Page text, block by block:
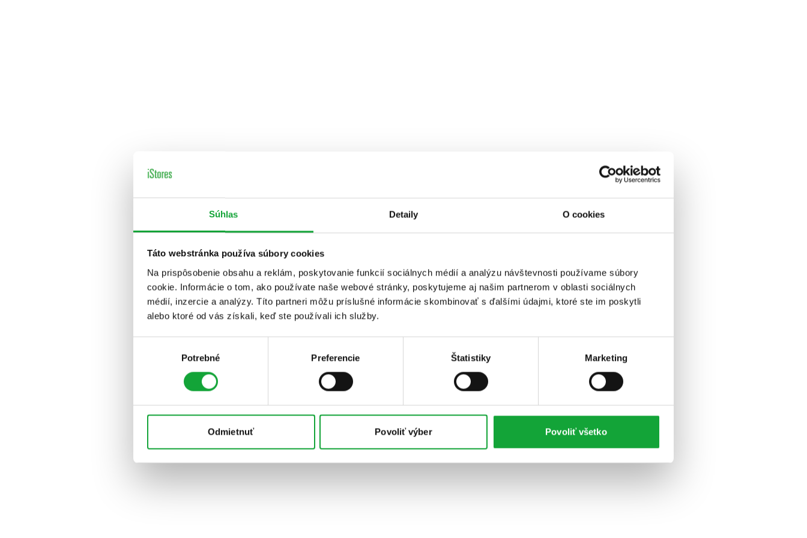
Súhlas Detaily O cookies
Táto webstránka používa súbory cookies
Na prispôsobenie obsahu a reklám, poskytovanie funkcií sociálnych médií a analýzu návštevnosti používame súbory
cookie. Informácie o tom, ako používate naše webové stránky, poskytujeme aj našim partnerom v oblasti sociálnych
médií, inzercie a analýzy. Títo partneri môžu príslušné informácie skombinovať s ďalšími údajmi, ktoré ste im poskytli
alebo ktoré od vás získali, keď ste používali ich služby.
Potrebné Preferencie Štatistiky Marketing
Odmietnuť Povoliť výber Povoliť všetko